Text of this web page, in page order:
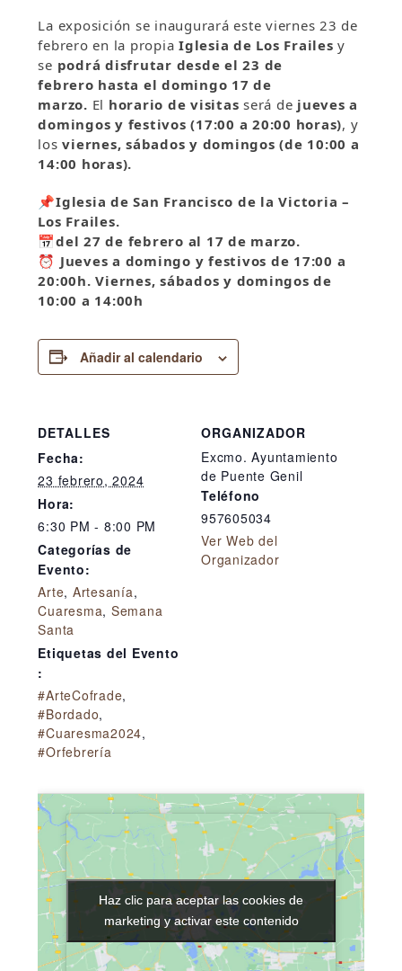
La exposición se inaugurará este viernes 23 de
febrero en la propiaIglesia de Los Frailes y
se podrá disfrutar desde el 23 de
febrero hasta el domingo 17 de
marzo. El horario de visitas será de jueves a
domingos y festivos (17:00 a 20:00 horas), y
losviernes, sábados y domingos (de 10:00 a
14:00 horas).
📌Iglesia de San Francisco de la Victoria –
Los Frailes.
📅del 27 de febrero al 17 de marzo.
⏰ Jueves a domingo y festivos de 17:00 a
20:00h. Viernes, sábados y domingos de
10:00 a 14:00h
Añadir al calendario
DETALLES
Fecha:
23 febrero, 2024
Hora:
6:30 PM - 8:00 PM
Categorías de
Evento:
Arte, Artesanía,
Cuaresma, Semana
Santa
Etiquetas del Evento
:
#ArteCofrade,
#Bordado,
#Cuaresma2024,
#Orfebrería
ORGANIZADOR
Excmo. Ayuntamiento
de Puente Genil
Teléfono
957605034
Ver Web del
Organizador
Haz clic para aceptar las cookies de
marketing y activar este contenido
Haz clic para aceptar las cookies de
marketing y activar este contenido